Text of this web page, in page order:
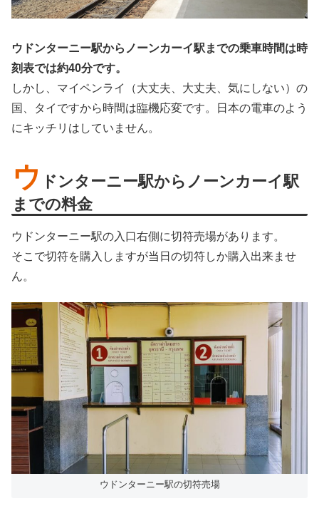
ウドンターニー駅からノーンカーイ駅までの乗車時間は時
刻表では約40分です。
しかし、マイペンライ（大丈夫、大丈夫、気にしない）の
国、タイですから時間は臨機応変です。日本の電車のよう
にキッチリはしていません。
ウ ドンターニー駅からノーンカーイ駅
までの料金
ウドンターニー駅の入口右側に切符売場があります。
そこで切符を購入しますが当日の切符しか購入出来ませ
ん。
ウドンターニー駅の切符売場